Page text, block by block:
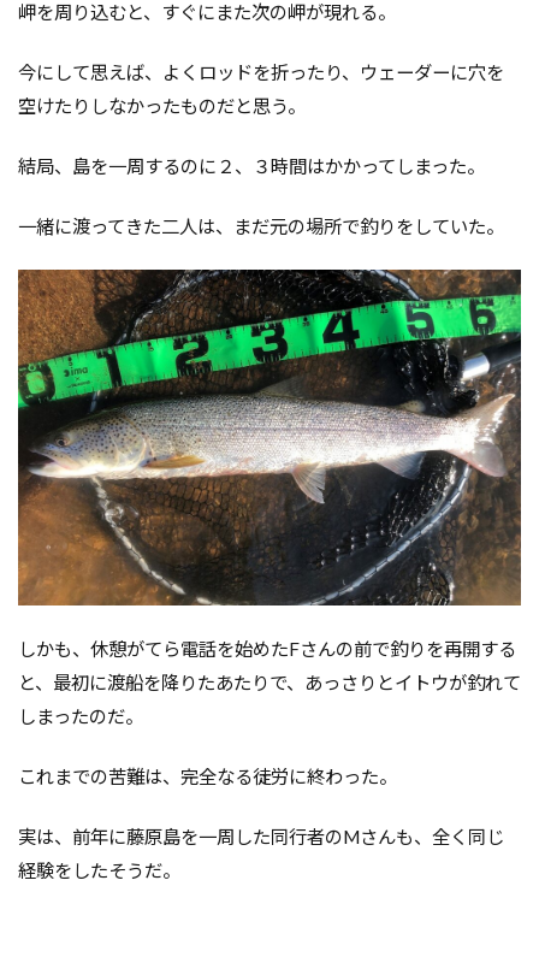
岬を周り込むと、すぐにまた次の岬が現れる。
今にして思えば、よくロッドを折ったり、ウェーダーに穴を
空けたりしなかったものだと思う。
結局、島を一周するのに２、３時間はかかってしまった。
一緒に渡ってきた二人は、まだ元の場所で釣りをしていた。
しかも、休憩がてら電話を始めたFさんの前で釣りを再開する
と、最初に渡船を降りたあたりで、あっさりとイトウが釣れて
しまったのだ。
これまでの苦難は、完全なる徒労に終わった。
実は、前年に藤原島を一周した同行者のMさんも、全く同じ
経験をしたそうだ。